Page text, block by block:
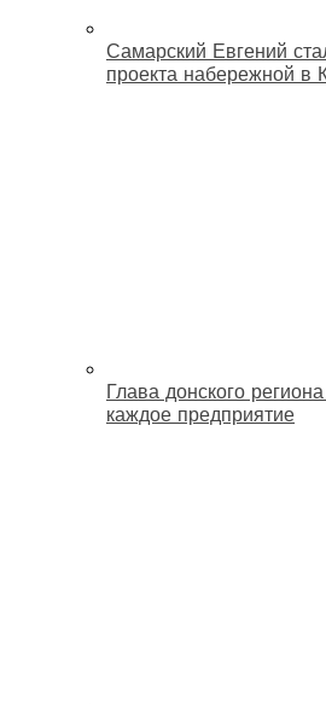
Самарский Евгений
проекта набережной в
Глава донского
каждое предприятие